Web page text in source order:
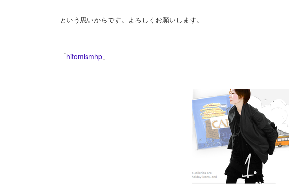
という思いからです。よろしくお願いします。
「hitomismhp 」